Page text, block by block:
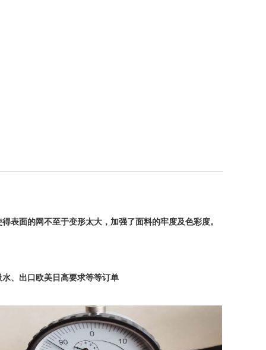
表面的网不至于变形太大，加强了面料的牢度及色彩度。
、出口欧美日高要求等等订单